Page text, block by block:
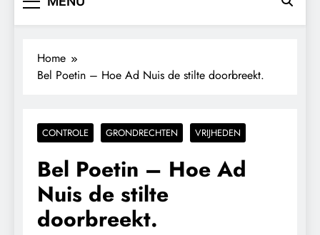
Home
Bel Poetin – Hoe Ad Nuis de stilte doorbreekt.
CONTROLE GRONDRECHTEN VRIJHEDEN
Bel Poetin – Hoe Ad
Nuis de stilte
doorbreekt.